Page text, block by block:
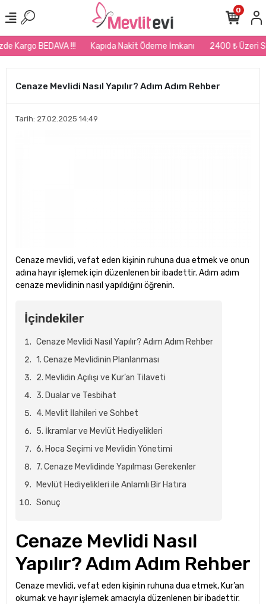
BEDAVA !!! Kapıda Nakit Ödeme İmkanı 2400 ₺ Üzeri
0
Cenaze Mevlidi Nasıl Yapılır? Adım Adım Rehber
Tarih: 27.02.2025 14:49
Cenaze mevlidi, vefat eden kişinin ruhuna dua etmek ve onun
adına hayır işlemek için düzenlenen bir ibadettir. Adım adım
cenaze mevlidinin nasıl yapıldığını öğrenin.
İçindekiler
Cenaze Mevlidi Nasıl Yapılır? Adım Adım Rehber
1. Cenaze Mevlidinin Planlanması
2. Mevlidin Açılışı ve Kur’an Tilaveti
3. Dualar ve Tesbihat
4. Mevlit İlahileri ve Sohbet
5. İkramlar ve Mevlüt Hediyelikleri
6. Hoca Seçimi ve Mevlidin Yönetimi
7. Cenaze Mevlidinde Yapılması Gerekenler
Mevlüt Hediyelikleri ile Anlamlı Bir Hatıra
Sonuç
Cenaze Mevlidi Nasıl
Yapılır? Adım Adım Rehber
Cenaze mevlidi, vefat eden kişinin ruhuna dua etmek, Kur’an
okumak ve hayır işlemek amacıyla düzenlenen bir ibadettir.